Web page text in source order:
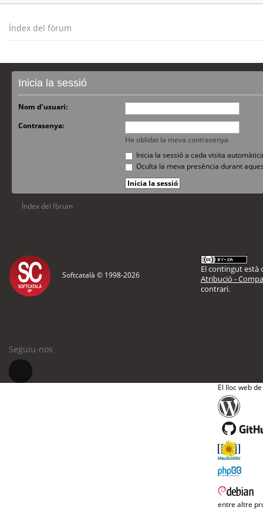
Índex del fòrum
Inicia la sessió
Nom d’usuari:
Contrasenya:
He oblidat la meva contrasenya
Inicia la sessió a cada visita
Oculta la meva presència durant
Índex del fòrum
Softcatalà © 1998-2026
El contingut està
Atribució -
contrari.
Seguiu-nos
El lloc web
entre altre